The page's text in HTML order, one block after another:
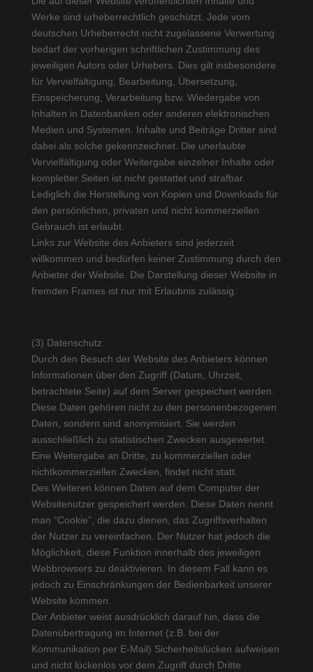
Werke sind urheberrechtlich geschützt. Jede vom
deutschen Urheberrecht nicht zugelassene Verwertung
bedarf der vorherigen schriftlichen Zustimmung des
jeweiligen Autors oder Urhebers. Dies gilt insbesondere
für Vervielfältigung, Bearbeitung, Übersetzung,
Einspeicherung, Verarbeitung bzw. Wiedergabe von
Inhalten in Datenbanken oder anderen elektronischen
Medien und Systemen. Inhalte und Beiträge Dritter sind
dabei als solche gekennzeichnet. Die unerlaubte
Vervielfältigung oder Weitergabe einzelner Inhalte oder
kompletter Seiten ist nicht gestattet und strafbar.
Lediglich die Herstellung von Kopien und Downloads für
den persönlichen, privaten und nicht kommerziellen
Gebrauch ist erlaubt.
Links zur Website des Anbieters sind jederzeit
willkommen und bedürfen keiner Zustimmung durch den
Anbieter der Website. Die Darstellung dieser Website in
fremden Frames ist nur mit Erlaubnis zulässig.
(3) Datenschutz
Durch den Besuch der Website des Anbieters können
Informationen über den Zugriff (Datum, Uhrzeit,
betrachtete Seite) auf dem Server gespeichert werden.
Diese Daten gehören nicht zu den personenbezogenen
Daten, sondern sind anonymisiert. Sie werden
ausschließlich zu statistischen Zwecken ausgewertet.
Eine Weitergabe an Dritte, zu kommerziellen oder
nichtkommerziellen Zwecken, findet nicht statt.
Des Weiteren können Daten auf dem Computer der
Websitenutzer gespeichert werden. Diese Daten nennt
man “Cookie”, die dazu dienen, das Zugriffsverhalten
der Nutzer zu vereinfachen. Der Nutzer hat jedoch die
Möglichkeit, diese Funktion innerhalb des jeweiligen
Webbrowsers zu deaktivieren. In diesem Fall kann es
jedoch zu Einschränkungen der Bedienbarkeit unserer
Website kommen.
Der Anbieter weist ausdrücklich darauf hin, dass die
Datenübertragung im Internet (z.B. bei der
Kommunikation per E-Mail) Sicherheitslücken aufweisen
und nicht lückenlos vor dem Zugriff durch Dritte